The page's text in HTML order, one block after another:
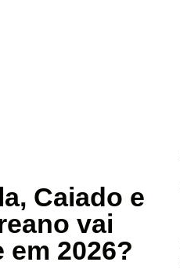
Caiado e
vai
2026?